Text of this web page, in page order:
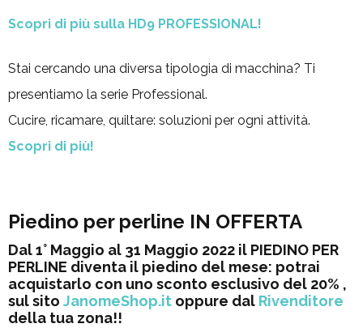
Scopri di più sulla HD9 PROFESSIONAL!
Stai cercando una diversa tipologia di macchina? Ti
presentiamo la serie Professional.
Cucire, ricamare, quiltare: soluzioni per ogni attività.
Scopri di più!
Piedino per perline IN OFFERTA
Dal 1° Maggio al 31 Maggio 2022 il PIEDINO PER
PERLINE diventa il piedino del mese: potrai
acquistarlo con uno sconto esclusivo del 20% ,
sul sito JanomeShop.it oppure dal Rivenditore
della tua zona!!